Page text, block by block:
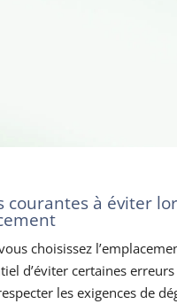
courantes à éviter
choisissez
d’éviter certaines
les exigences de